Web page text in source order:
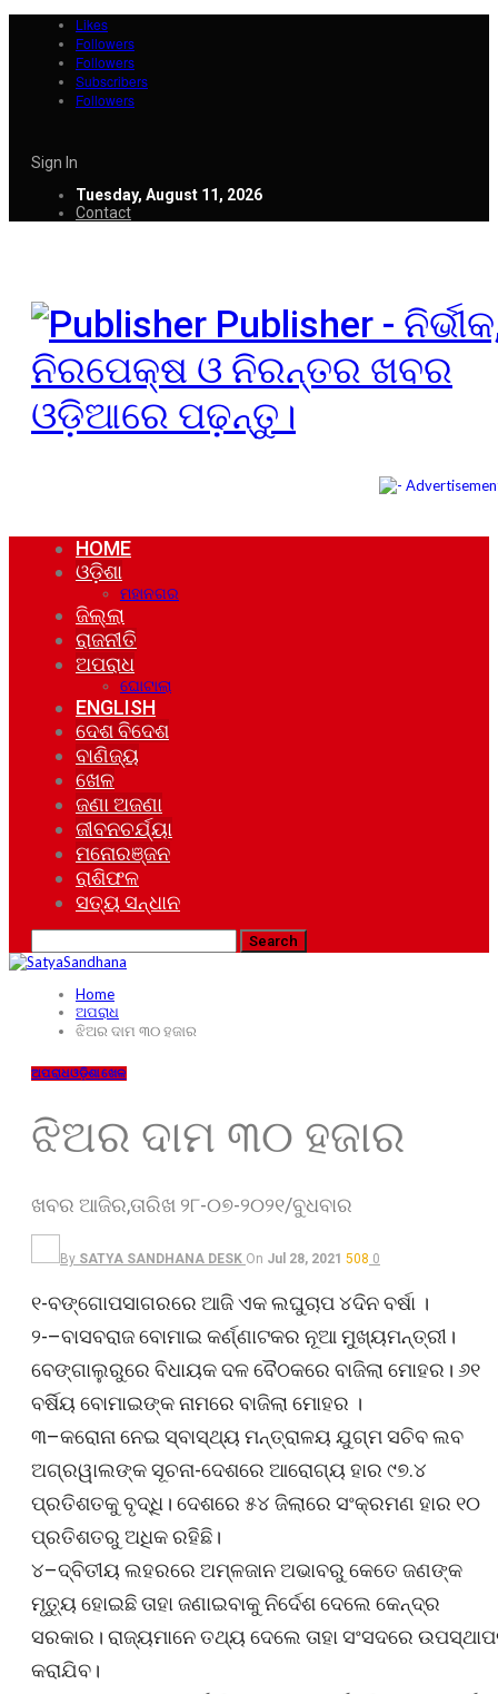
Likes
Followers
Followers
Subscribers
Followers
Sign In
Tuesday, August 11, 2026
Contact
Publisher -
ନିରପେକ୍ଷ ଓ ନିରନ୍ତର ଖବର
ଓଡ଼ିଆରେ ପଢ଼ନ୍ତୁ।
HOME
ଓଡ଼ିଶା
ମହାନଗର
ଜିଲ୍ଲା
ରାଜନୀତି
ଅପରାଧ
ଘୋଟାଲା
ENGLISH
ଦେଶ ବିଦେଶ
ବାଣିଜ୍ୟ
ଖେଳ
ଜଣା ଅଜଣା
ଜୀବନଚର୍ଯ୍ୟା
ମନୋରଞ୍ଜନ
ରାଶିଫଳ
ସତ୍ୟ ସନ୍ଧାନ
Home
ଅପରାଧ
ଝିଅର ଦାମ ୩୦ ହଜାର
ଅପରାଧଓଡ଼ିଶାଖେଳ
ଝିଅର ଦାମ ୩୦ ହଜାର
ଖବର ଆଜିର,ତାରିଖ ୨୮-୦୭-୨୦୨୧/ବୁଧବାର
By SATYA SANDHANA DESK On Jul 28, 2021 508 0
୧-ବଙ୍ଗୋପସାଗରରେ ଆଜି ଏକ ଲଘୁଚାପ ୪ଦିନ ବର୍ଷା ।
୨-–ବାସବରାଜ ବୋମାଇ କର୍ଣ୍ଣାଟକର ନୂଆ ମୁଖ୍ୟମନ୍ତ୍ରୀ।
ବେଙ୍ଗାଲୁରୁରେ ବିଧାୟକ ଦଳ ବୈଠକରେ ବାଜିଲା ମୋହର। ୬୧
ବର୍ଷିୟ ବୋମାଇଙ୍କ ନାମରେ ବାଜିଲା ମୋହର ।
୩–କରୋନା ନେଇ ସ୍ବାସ୍ଥ୍ୟ ମନ୍ତ୍ରାଳୟ ଯୁଗ୍ମ ସଚିବ ଲବ
ଅଗ୍ରୱାଲଙ୍କ ସୂଚନା-ଦେଶରେ ଆରୋଗ୍ୟ ହାର ୯୭.୪
ପ୍ରତିଶତକୁ ବୃଦ୍ଧି। ଦେଶରେ ୫୪ ଜିଲାରେ ସଂକ୍ରମଣ ହାର ୧୦
ପ୍ରତିଶତରୁ ଅଧିକ ରହିଛି।
୪–ଦ୍ବିତୀୟ ଲହରରେ ଅମ୍ଳଜାନ ଅଭାବରୁ କେତେ ଜଣଙ୍କ
ମୃତ୍ୟୁ ହୋଇଛି ତାହା ଜଣାଇବାକୁ ନିର୍ଦେଶ ଦେଲେ କେନ୍ଦ୍ର
ସରକାର। ରାଜ୍ୟମାନେ ତଥ୍ୟ ଦେଲେ ତାହା ସଂସଦରେ
କରାଯିବ।